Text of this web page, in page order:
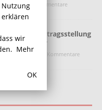
Kommentare
zur Förderantragsstellung
Redaktion
Kommentare
wir
Mehr
OK